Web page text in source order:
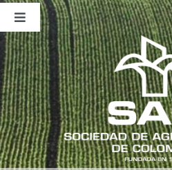
Saltar
contenido
Toggle
Navigation
Nosotros
Publicaciones
Sala de Prensa
Eventos